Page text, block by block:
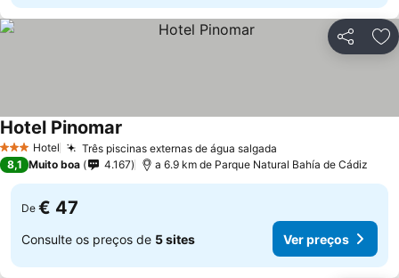
Partilhar
3 EstrelasHotel Três piscinas externas de água salgada
Hotel Pinomar
8,1 Muito boa 4.167 a 6.9 km de Parque Natural Bahía de Cádiz
De € 47
Consulte os preços de 5 sites Ver preços